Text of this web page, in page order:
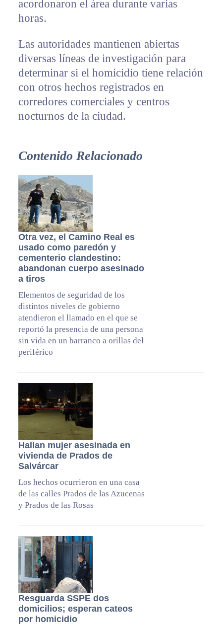
acordonaron el área durante varias
horas.
Las autoridades mantienen abiertas
diversas líneas de investigación para
determinar si el homicidio tiene relación
con otros hechos registrados en
corredores comerciales y centros
nocturnos de la ciudad.
Contenido Relacionado
Otra vez, el Camino Real es
usado como paredón y
cementerio clandestino:
abandonan cuerpo asesinado
a tiros
Elementos de seguridad de los
distintos niveles de gobierno
atendieron el llamado en el que se
reportó la presencia de una persona
sin vida en un barranco a orillas del
periférico
Hallan mujer asesinada en
vivienda de Prados de
Salvárcar
Los hechos ocurrieron en una casa
de las calles Prados de las Azucenas
y Prados de las Rosas
Resguarda SSPE dos
domicilios; esperan cateos
por homicidio